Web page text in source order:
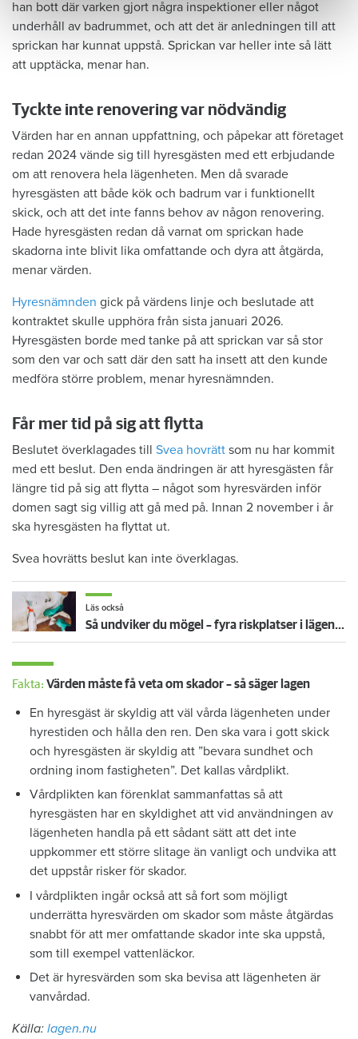
han bott där varken gjort några inspektioner eller något
underhåll av badrummet, och att det är anledningen till att
sprickan har kunnat uppstå. Sprickan var heller inte så lätt
att upptäcka, menar han.
Tyckte inte renovering var nödvändig
Värden har en annan uppfattning, och påpekar att företaget
redan 2024 vände sig till hyresgästen med ett erbjudande
om att renovera hela lägenheten. Men då svarade
hyresgästen att både kök och badrum var i funktionellt
skick, och att det inte fanns behov av någon renovering.
Hade hyresgästen redan då varnat om sprickan hade
skadorna inte blivit lika omfattande och dyra att åtgärda,
menar värden.
Hyresnämnden gick på värdens linje och beslutade att
kontraktet skulle upphöra från sista januari 2026.
Hyresgästen borde med tanke på att sprickan var så stor
som den var och satt där den satt ha insett att den kunde
medföra större problem, menar hyresnämnden.
Får mer tid på sig att flytta
Beslutet överklagades till Svea hovrätt som nu har kommit
med ett beslut. Den enda ändringen är att hyresgästen får
längre tid på sig att flytta – något som hyresvärden inför
domen sagt sig villig att gå med på. Innan 2 november i år
ska hyresgästen ha flyttat ut.
Svea hovrätts beslut kan inte överklagas.
Läs också
Så undviker du mögel – fyra riskplatser i lägenheten: ”Måste städa bort”
Fakta: Värden måste få veta om skador – så säger lagen
En hyresgäst är skyldig att väl vårda lägenheten under
hyrestiden och hålla den ren. Den ska vara i gott skick
och hyresgästen är skyldig att ”bevara sundhet och
ordning inom fastigheten”. Det kallas vårdplikt.
Vårdplikten kan förenklat sammanfattas så att
hyresgästen har en skyldighet att vid användningen av
lägenheten handla på ett sådant sätt att det inte
uppkommer ett större slitage än vanligt och undvika att
det uppstår risker för skador.
I vårdplikten ingår också att så fort som möjligt
underrätta hyresvärden om skador som måste åtgärdas
snabbt för att mer omfattande skador inte ska uppstå,
som till exempel vattenläckor.
Det är hyresvärden som ska bevisa att lägenheten är
vanvårdad.
Källa: lagen.nu